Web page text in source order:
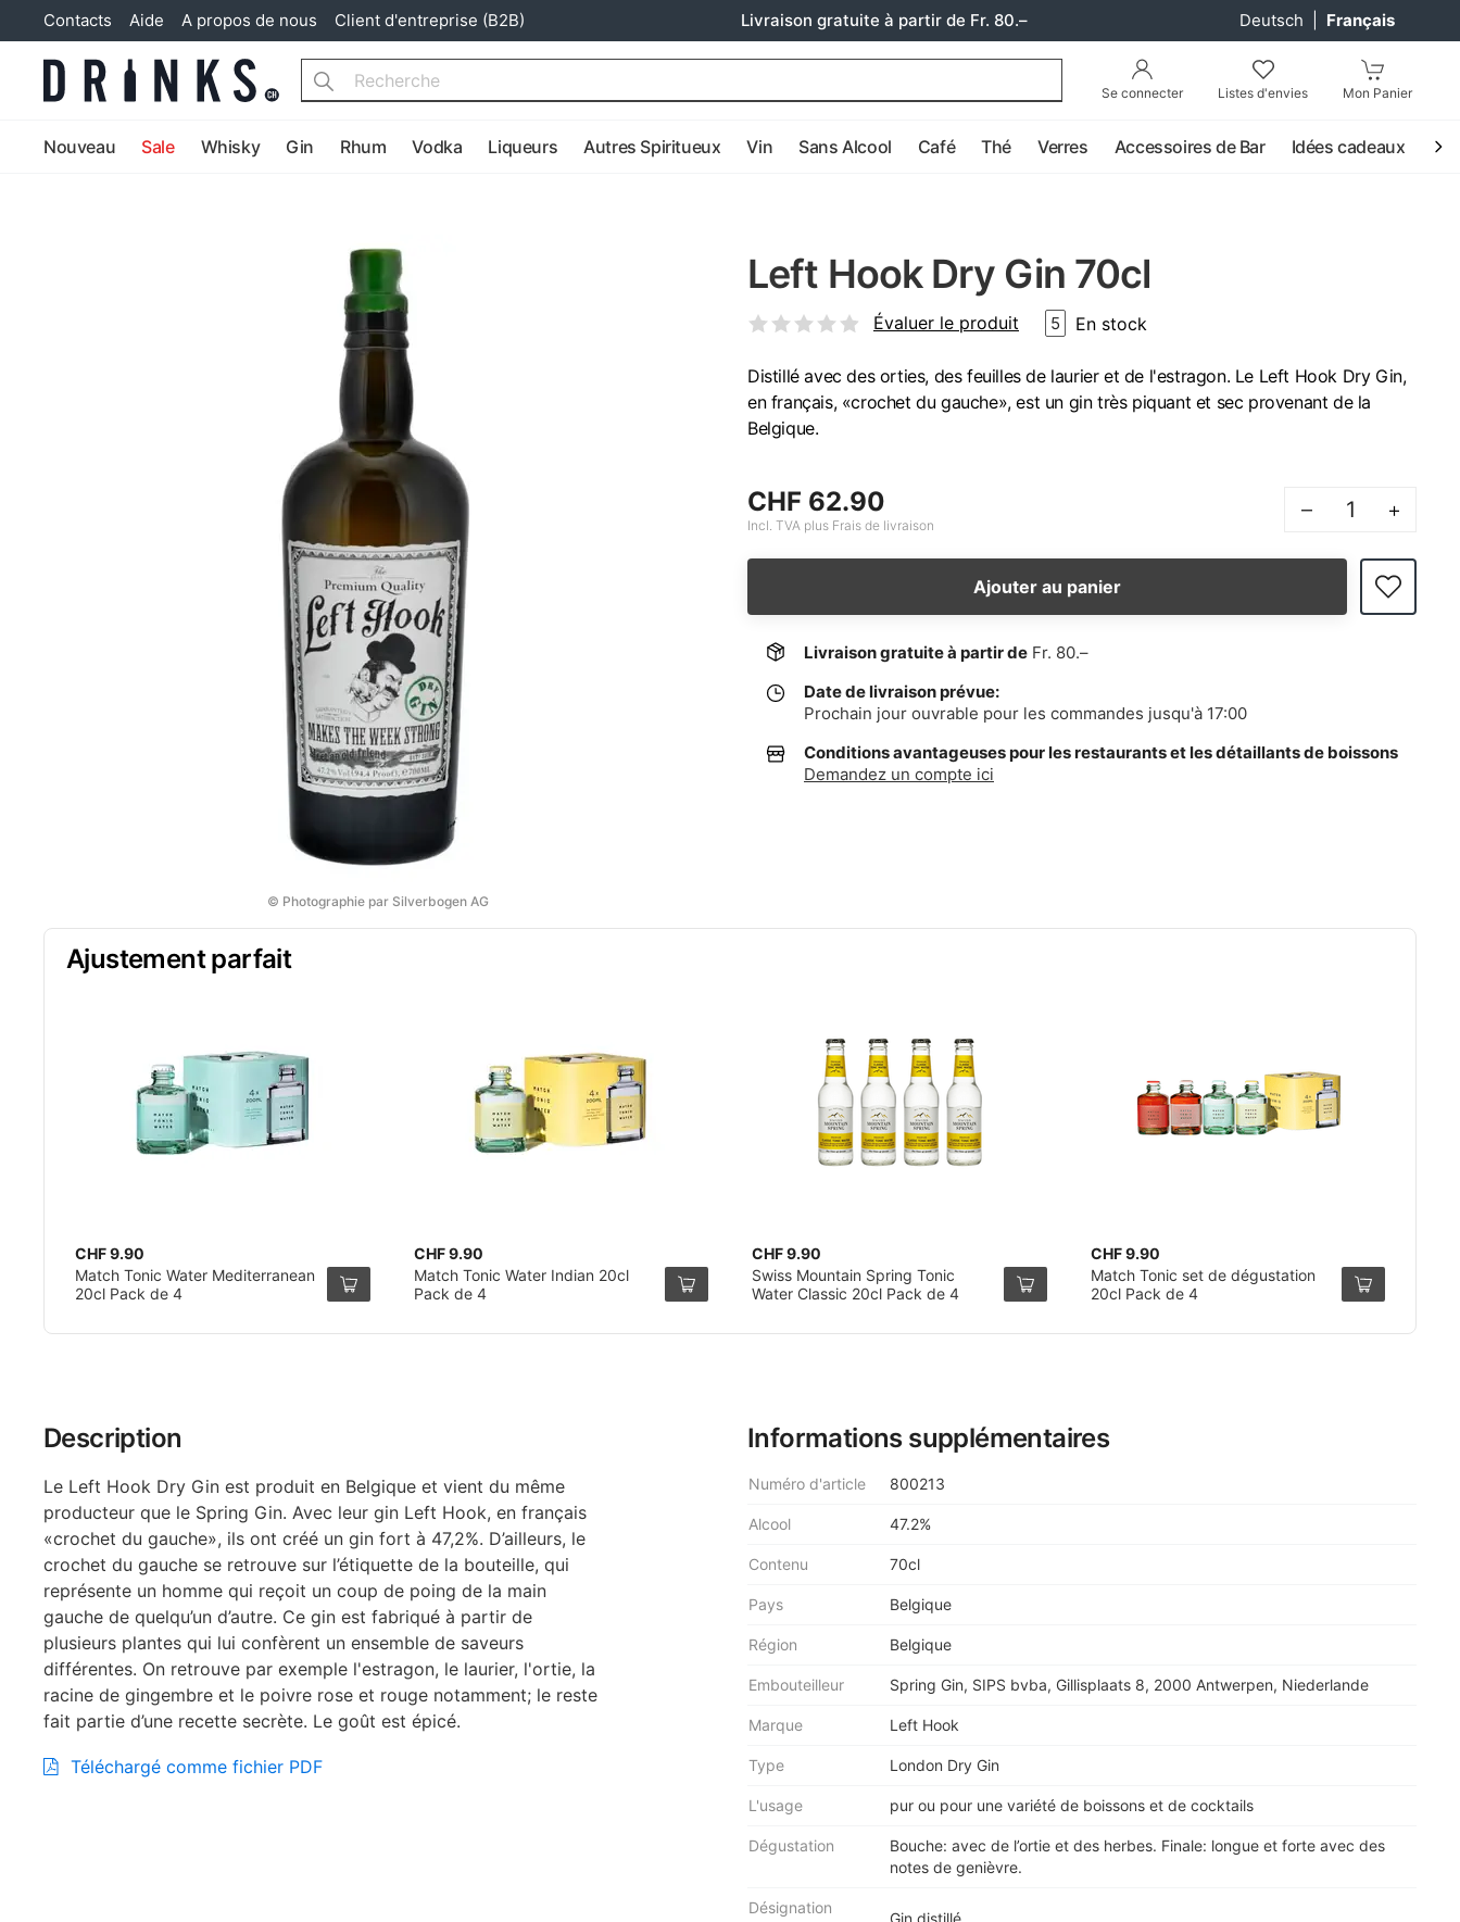
Contacts Aide A propos de nous Client d'entreprise (B2B) Livraison gratuite à partir de Fr. 80.– Deutsch Français
Se connecter Listes d'envies Mon Panier
Search
Nouveau Sale Whisky Gin Rhum Vodka Liqueurs Autres Spiritueux Vin Sans Alcool Café Thé Verres Accessoires de Bar Idées cadeaux
© Photographie par Silverbogen AG
Left Hook Dry Gin 70cl
Évaluer le produit 5 En stock
Distillé avec des orties, des feuilles de laurier et de l'estragon. Le Left Hook Dry Gin,
en français, «crochet du gauche», est un gin très piquant et sec provenant de la
Belgique.
CHF 62.90
Incl. TVA plus Frais de livraison
– +
Ajouter au panier
Livraison gratuite à partir de Fr. 80.–
Date de livraison prévue:
Prochain jour ouvrable pour les commandes jusqu'à 17:00
Conditions avantageuses pour les restaurants et les détaillants de boissons
Demandez un compte ici
Ajustement parfait
CHF 9.90
Match Tonic Water Mediterranean
20cl Pack de 4
CHF 9.90
Match Tonic Water Indian 20cl
Pack de 4
CHF 9.90
Swiss Mountain Spring Tonic
Water Classic 20cl Pack de 4
CHF 9.90
Match Tonic set de dégustation
20cl Pack de 4
Description
Le Left Hook Dry Gin est produit en Belgique et vient du même
producteur que le Spring Gin. Avec leur gin Left Hook, en français
«crochet du gauche», ils ont créé un gin fort à 47,2%. D’ailleurs, le
crochet du gauche se retrouve sur l’étiquette de la bouteille, qui
représente un homme qui reçoit un coup de poing de la main
gauche de quelqu’un d’autre. Ce gin est fabriqué à partir de
plusieurs plantes qui lui confèrent un ensemble de saveurs
différentes. On retrouve par exemple l'estragon, le laurier, l'ortie, la
racine de gingembre et le poivre rose et rouge notamment; le reste
fait partie d’une recette secrète. Le goût est épicé.
Téléchargé comme fichier PDF
Informations supplémentaires
Numéro d'article 800213
Alcool 47.2%
Contenu 70cl
Pays Belgique
Région Belgique
Embouteilleur Spring Gin, SIPS bvba, Gillisplaats 8, 2000 Antwerpen, Niederlande
Marque Left Hook
Type London Dry Gin
L'usage pur ou pour une variété de boissons et de cocktails
Dégustation
Bouche: avec de l’ortie et des herbes. Finale: longue et forte avec des
notes de genièvre.
Désignation
Gin distillé